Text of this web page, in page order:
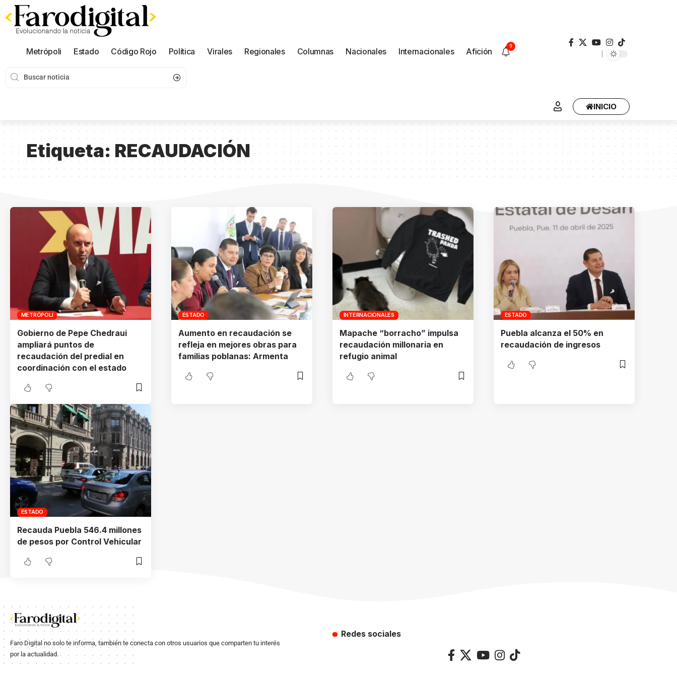
Metrópoli Estado Código Rojo Política Virales Regionales Columnas Nacionales Internacionales Afición
9
INICIO
Etiqueta: RECAUDACIÓN
METRÓPOLI
Gobierno de Pepe Chedraui
ampliará puntos de
recaudación del predial en
coordinación con el estado
ESTADO
Aumento en recaudación se
refleja en mejores obras para
familias poblanas: Armenta
INTERNACIONALES
Mapache “borracho” impulsa
recaudación millonaria en
refugio animal
ESTADO
Puebla alcanza el 50% en
recaudación de ingresos
ESTADO
Recauda Puebla 546.4 millones
de pesos por Control Vehicular
Faro Digital no solo te informa, también te conecta con otros usuarios que comparten tu interés
por la actualidad.
Redes sociales